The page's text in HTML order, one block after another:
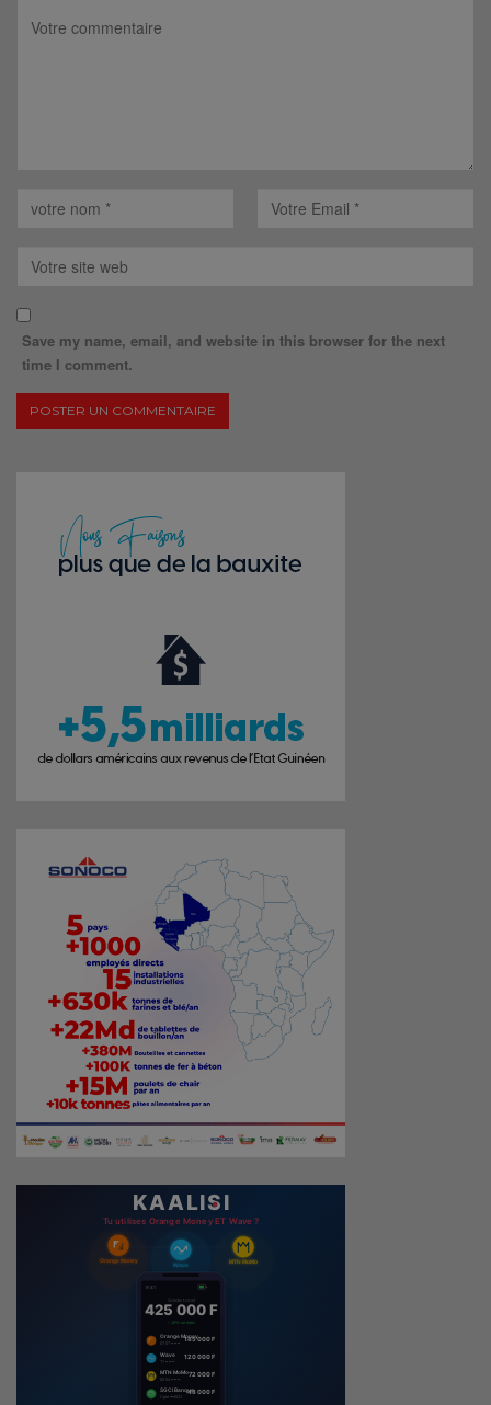
Save my name, email, and website in this browser for the next
time I comment.